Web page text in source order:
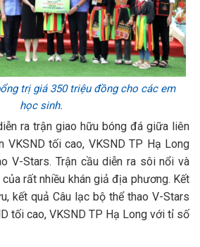
trị giá 350 triệu đồng cho các em
học sinh.
ra trận giao hữu bóng đá giữa liên
VKSND tối cao, VKSND TP Hạ Long
V-Stars. Trận cầu diễn ra sôi nổi và
rất nhiều khán giả địa phương. Kết
kết quả Câu lạc bộ thể thao V-Stars
tối cao, VKSND TP Hạ Long với tỉ số